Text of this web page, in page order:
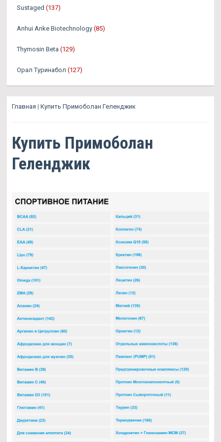
Sustaged (137)
Anhui Anke Biotechnology (85)
Thymosin Beta (129)
Орал Туринабол (127)
Главная | Купить Примоболан Геленджик
Купить Примоболан
Геленджик